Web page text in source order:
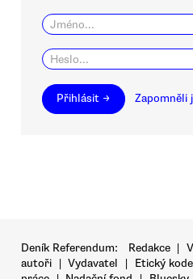
Přihlásit → Zapomněli
Deník Referendum: Redakce |
autoři | Vydavatel | Etický